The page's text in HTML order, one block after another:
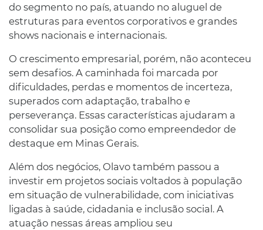
do segmento no país, atuando no aluguel de
estruturas para eventos corporativos e grandes
shows nacionais e internacionais.
O crescimento empresarial, porém, não aconteceu
sem desafios. A caminhada foi marcada por
dificuldades, perdas e momentos de incerteza,
superados com adaptação, trabalho e
perseverança. Essas características ajudaram a
consolidar sua posição como empreendedor de
destaque em Minas Gerais.
Além dos negócios, Olavo também passou a
investir em projetos sociais voltados à população
em situação de vulnerabilidade, com iniciativas
ligadas à saúde, cidadania e inclusão social. A
atuação nessas áreas ampliou seu